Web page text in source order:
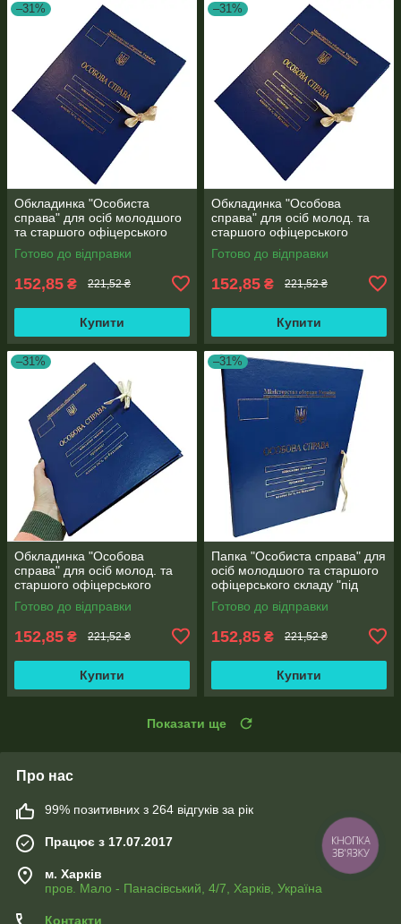
–31%
Обкладинка "Особиста
справа" для осіб молодшого
та старшого офіцерського
складу на зав'язках А4 без
клапанів, бумвініл 10 мм
Готово до відправки
152,85 ₴ 221,52 ₴
Купити
–31%
Обкладинка "Особова
справа" для осіб молод. та
старшого офіцерського
складу на зав'язках А4 без
клапанів, бумвініл (10 мм)
Готово до відправки
152,85 ₴ 221,52 ₴
Купити
–31%
Обкладинка "Особова
справа" для осіб молод. та
старшого офіцерського
складу без клапанів з
тисненням "під золото"
Готово до відправки
152,85 ₴ 221,52 ₴
Купити
–31%
Папка "Особиста справа" для
осіб молодшого та старшого
офіцерського складу "під
золото" бумвініл без клапанів
(10 мм)
Готово до відправки
152,85 ₴ 221,52 ₴
Купити
Показати ще
Про нас
99% позитивних з 264 відгуків за рік
Працює з 17.07.2017
м. Харків
пров. Мало - Панасівський, 4/7, Харків, Україна
Контакти
КНОПКА
ЗВ'ЯЗКУ